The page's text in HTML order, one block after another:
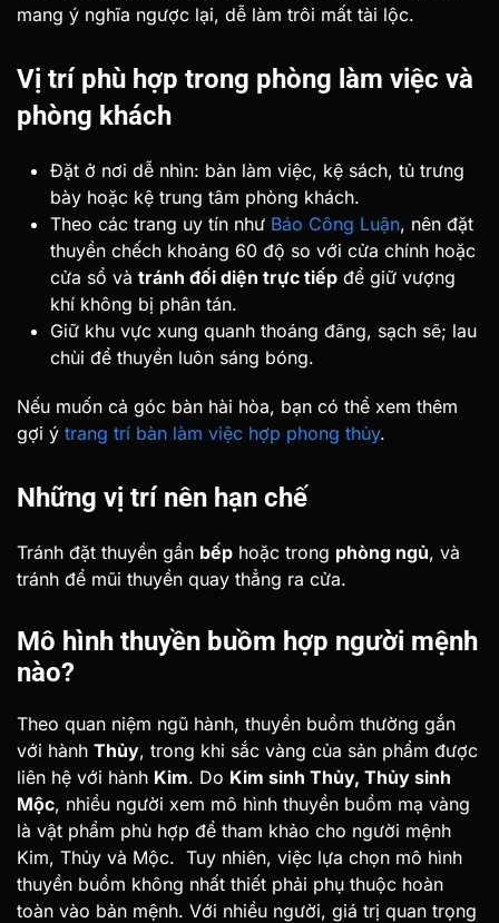
mang ý nghĩa ngược lại, dễ làm trôi mất tài lộc.
Vị trí phù hợp trong phòng làm việc và
phòng khách
Đặt ở nơi dễ nhìn: bàn làm việc, kệ sách, tủ trưng
bày hoặc kệ trung tâm phòng khách.
Theo các trang uy tín như Báo Công Luận, nên đặt
thuyền chếch khoảng 60 độ so với cửa chính hoặc
cửa sổ và tránh đối diện trực tiếp để giữ vượng
khí không bị phân tán.
Giữ khu vực xung quanh thoáng đãng, sạch sẽ; lau
chùi để thuyền luôn sáng bóng.
Nếu muốn cả góc bàn hài hòa, bạn có thể xem thêm
gợi ý trang trí bàn làm việc hợp phong thủy.
Những vị trí nên hạn chế
Tránh đặt thuyền gần bếp hoặc trong phòng ngủ, và
tránh để mũi thuyền quay thẳng ra cửa.
Mô hình thuyền buồm hợp người mệnh
nào?
Theo quan niệm ngũ hành, thuyền buồm thường gắn
với hành Thủy, trong khi sắc vàng của sản phẩm được
liên hệ với hành Kim. Do Kim sinh Thủy, Thủy sinh
Mộc, nhiều người xem mô hình thuyền buồm mạ vàng
là vật phẩm phù hợp để tham khảo cho người mệnh
Kim, Thủy và Mộc. Tuy nhiên, việc lựa chọn mô hình
thuyền buồm không nhất thiết phải phụ thuộc hoàn
toàn vào bản mệnh. Với nhiều người, giá trị quan trọng